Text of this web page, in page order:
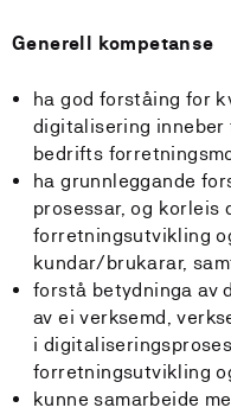
Generell kompetanse
ha god forståing for
digitalisering inneber
bedrifts
ha grunnleggande
prosessar, og korleis
forretningsutvikling
kundar/brukarar,
forstå betydninga av
av ei verksemd,
i
forretningsutvikling
kunne samarbeide